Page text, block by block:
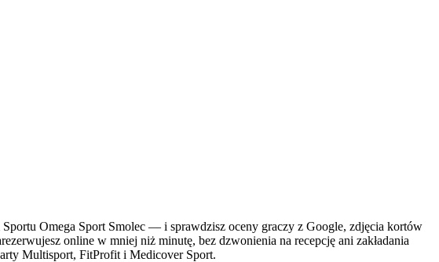
Omega Sport Smolec — i sprawdzisz oceny graczy z Google, zdjęcia kortów
online w mniej niż minutę, bez dzwonienia na recepcję ani zakładania
Multisport, FitProfit i Medicover Sport.